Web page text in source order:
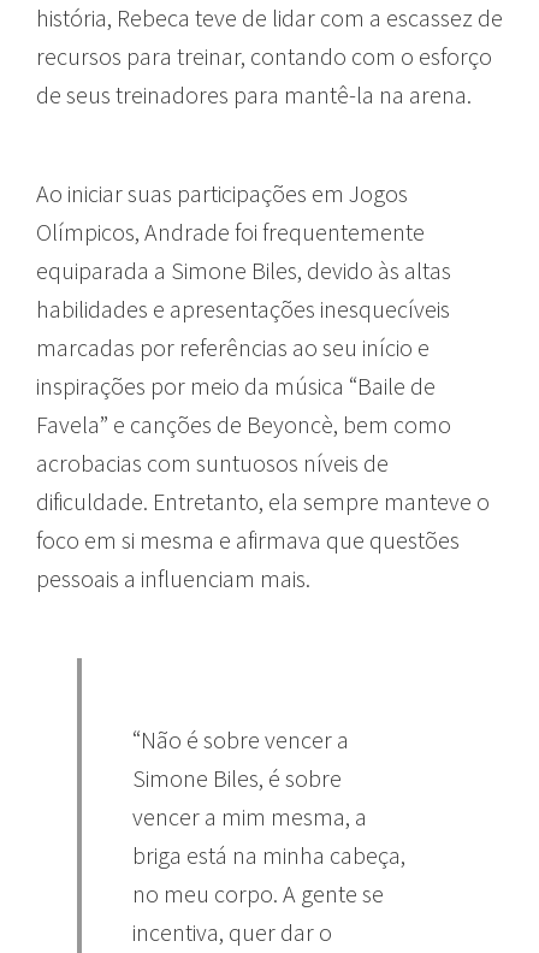
história, Rebeca teve de lidar com a escassez de
recursos para treinar, contando com o esforço
de seus treinadores para mantê-la na arena.
Ao iniciar suas participações em Jogos
Olímpicos, Andrade foi frequentemente
equiparada a Simone Biles, devido às altas
habilidades e apresentações inesquecíveis
marcadas por referências ao seu início e
inspirações por meio da música “Baile de
Favela” e canções de Beyoncè, bem como
acrobacias com suntuosos níveis de
dificuldade. Entretanto, ela sempre manteve o
foco em si mesma e afirmava que questões
pessoais a influenciam mais.
“Não é sobre vencer a
Simone Biles, é sobre
vencer a mim mesma, a
briga está na minha cabeça,
no meu corpo. A gente se
incentiva, quer dar o